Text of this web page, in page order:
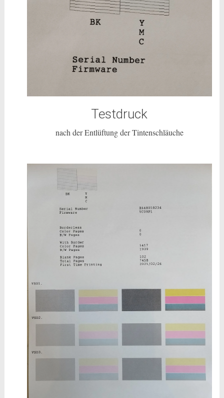
Testdruck
nach der Entlüftung der Tintenschläuche